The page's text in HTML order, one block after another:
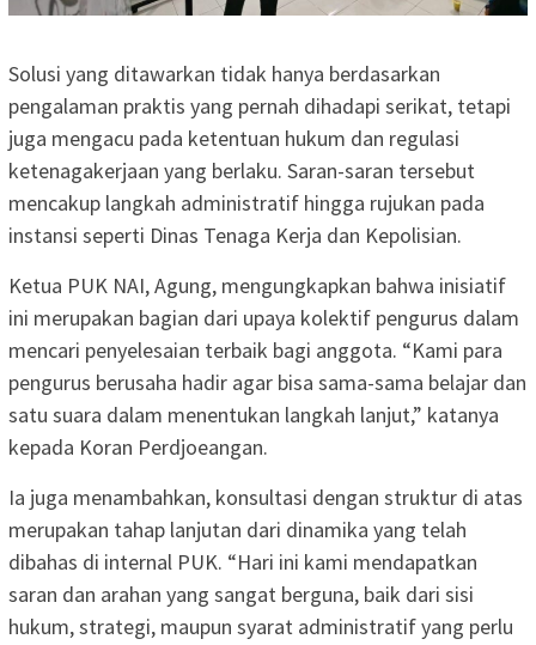
Solusi yang ditawarkan tidak hanya berdasarkan
pengalaman praktis yang pernah dihadapi serikat, tetapi
juga mengacu pada ketentuan hukum dan regulasi
ketenagakerjaan yang berlaku. Saran-saran tersebut
mencakup langkah administratif hingga rujukan pada
instansi seperti Dinas Tenaga Kerja dan Kepolisian.
Ketua PUK NAI, Agung, mengungkapkan bahwa inisiatif
ini merupakan bagian dari upaya kolektif pengurus dalam
mencari penyelesaian terbaik bagi anggota. “Kami para
pengurus berusaha hadir agar bisa sama-sama belajar dan
satu suara dalam menentukan langkah lanjut,” katanya
kepada Koran Perdjoeangan.
Ia juga menambahkan, konsultasi dengan struktur di atas
merupakan tahap lanjutan dari dinamika yang telah
dibahas di internal PUK. “Hari ini kami mendapatkan
saran dan arahan yang sangat berguna, baik dari sisi
hukum, strategi, maupun syarat administratif yang perlu